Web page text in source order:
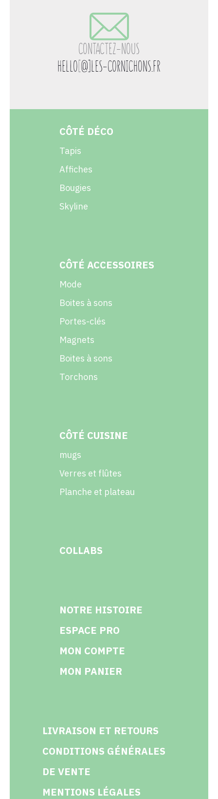
CONTACTEZ-NOUS
HELLO[@]LES-CORNICHONS.FR
CÔTÉ DÉCO
Tapis
Affiches
Bougies
Skyline
CÔTÉ ACCESSOIRES
Mode
Boites à sons
Portes-clés
Magnets
Boites à sons
Torchons
CÔTÉ CUISINE
mugs
Verres et flûtes
Planche et plateau
COLLABS
NOTRE HISTOIRE
ESPACE PRO
MON COMPTE
MON PANIER
LIVRAISON ET RETOURS
CONDITIONS GÉNÉRALES
DE VENTE
MENTIONS LÉGALES